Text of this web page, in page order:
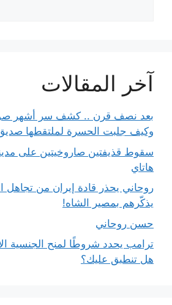
آخر المقالات
بعد نصف قرن .. كشف سر أشهر
وكيف جلبت الحسرة لملتقطها صديق
سقوط قذيفتين صاروخيتين على مدينة
هاتاي
روحاني يحذر قادة إيران من
يذكّرهم بمصير الشاه!
حسن روحاني
ترامب يحدد شروطًا لمنح الجنسية
هل تنطبق عليك؟